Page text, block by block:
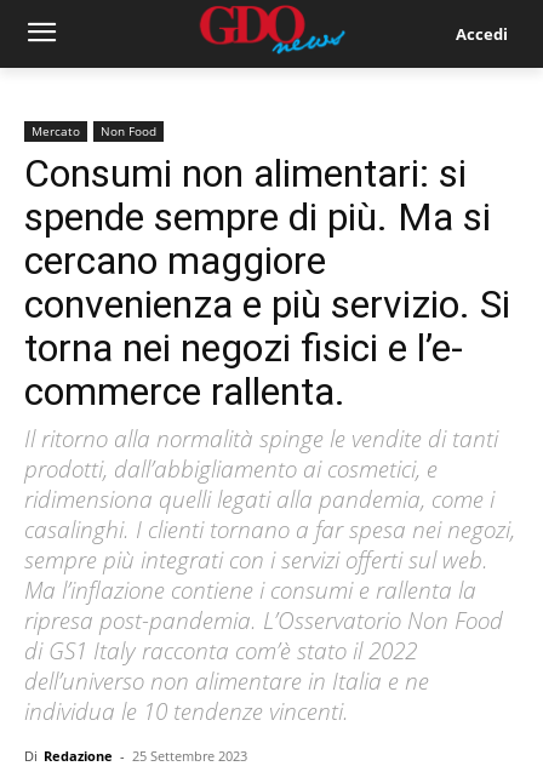
Accedi
Mercato Non Food
Consumi non alimentari: si
spende sempre di più. Ma si
cercano maggiore
convenienza e più servizio. Si
torna nei negozi fisici e l’e-
commerce rallenta.
Il ritorno alla normalità spinge le vendite di tanti
prodotti, dall’abbigliamento ai cosmetici, e
ridimensiona quelli legati alla pandemia, come i
casalinghi. I clienti tornano a far spesa nei negozi,
sempre più integrati con i servizi offerti sul web.
Ma l’inflazione contiene i consumi e rallenta la
ripresa post-pandemia. L’Osservatorio Non Food
di GS1 Italy racconta com’è stato il 2022
dell’universo non alimentare in Italia e ne
individua le 10 tendenze vincenti.
Di Redazione - 25 Settembre 2023